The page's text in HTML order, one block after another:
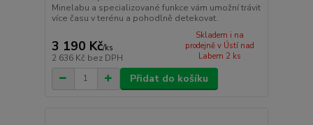
Minelabu a specializované funkce vám umožní trávit
více času v terénu a pohodlně detekovat.
3 190 Kč/ks
2 636 Kč bez DPH
Skladem i na
prodejně v Ústí nad
Labem 2 ks
Přidat do košíku